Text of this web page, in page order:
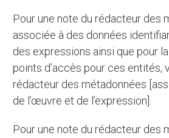
Pour une note du rédacteur des métadonnées
associée à des données
des expressions ainsi que pour
points d’accès pour ces entités,
rédacteur des métadonnées
de l’œuvre et de l’expression].
Pour une note du rédacteur des métadonnées